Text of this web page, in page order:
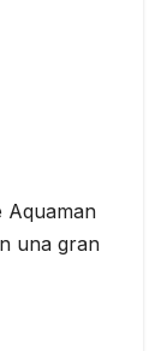
Aquaman
una gran